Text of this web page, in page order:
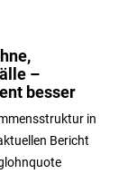
–
besser
in
Bericht